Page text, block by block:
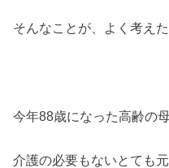
そんなことが、よく考え
今年88歳になった高齢の母
介護の必要もないとても元